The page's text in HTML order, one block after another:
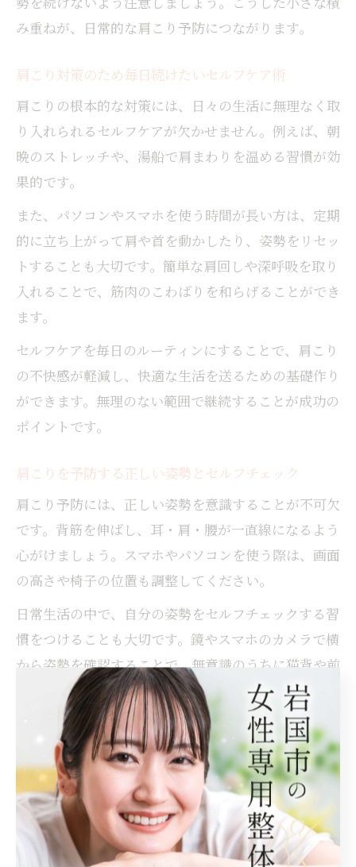
み重ねが、日常的な肩こり予防につながります。
肩こり対策のため毎日続けたいセルフケア術
肩こりの根本的な対策には、日々の生活に無理なく取
り入れられるセルフケアが欠かせません。例えば、朝
晩のストレッチや、湯船で肩まわりを温める習慣が効
果的です。
また、パソコンやスマホを使う時間が長い方は、定期
的に立ち上がって肩や首を動かしたり、姿勢をリセッ
トすることも大切です。簡単な肩回しや深呼吸を取り
入れることで、筋肉のこわばりを和らげることができ
ます。
セルフケアを毎日のルーティンにすることで、肩こり
の不快感が軽減し、快適な生活を送るための基礎作り
ができます。無理のない範囲で継続することが成功の
ポイントです。
肩こりを予防する正しい姿勢とセルフチェック
肩こり予防には、正しい姿勢を意識することが不可欠
です。背筋を伸ばし、耳・肩・腰が一直線になるよう
心がけましょう。スマホやパソコンを使う際は、画面
の高さや椅子の位置も調整してください。
日常生活の中で、自分の姿勢をセルフチェックする習
慣をつけることも大切です。鏡やスマホのカメラで横
から姿勢を確認することで、無意識のうちに猫背や前
傾姿勢になっていないかチェックできます。
正しい姿勢を保つことで、肩や首への負担が軽減さ
れ、肩こりの予防につながります。もしセルフケアで
なかなか改善しない場合は、岩国市内の整体やマッサ
ージ、整骨院の専門家に相談するのも一つの方法で
す。